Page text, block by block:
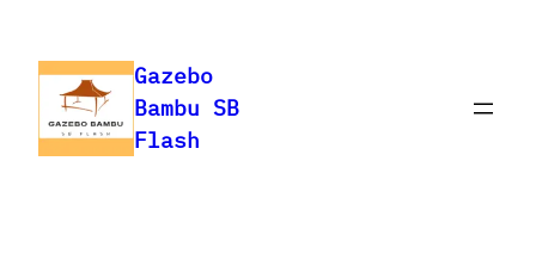
content
Gazebo
Bambu SB
Flash